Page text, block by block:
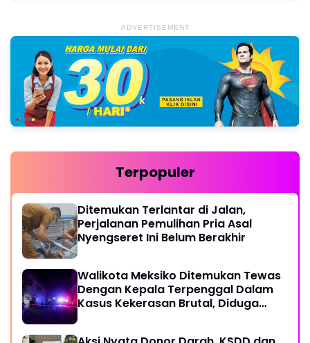
ADVERTISEMENT
Terpopuler
Ditemukan Terlantar di Jalan,
Perjalanan Pemulihan Pria Asal
Nyengseret Ini Belum Berakhir
Walikota Meksiko Ditemukan Tewas
Dengan Kepala Terpenggal Dalam
Kasus Kekerasan Brutal, Diduga